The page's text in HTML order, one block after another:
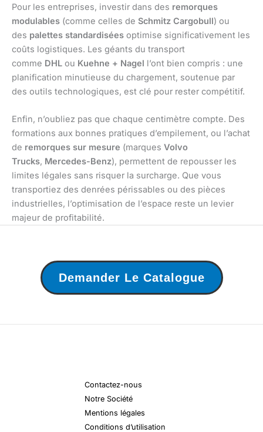
Pour les entreprises, investir dans des remorques
modulables (comme celles de Schmitz Cargobull) ou
des palettes standardisées optimise significativement les
coûts logistiques. Les géants du transport
comme DHL ou Kuehne + Nagel l’ont bien compris : une
planification minutieuse du chargement, soutenue par
des outils technologiques, est clé pour rester compétitif.
Enfin, n’oubliez pas que chaque centimètre compte. Des
formations aux bonnes pratiques d’empilement, ou l’achat
de remorques sur mesure (marques Volvo
Trucks, Mercedes-Benz), permettent de repousser les
limites légales sans risquer la surcharge. Que vous
transportiez des denrées périssables ou des pièces
industrielles, l’optimisation de l’espace reste un levier
majeur de profitabilité.
Demander Le Catalogue
Contactez-nous
Notre Société
Mentions légales
Conditions d’utilisation